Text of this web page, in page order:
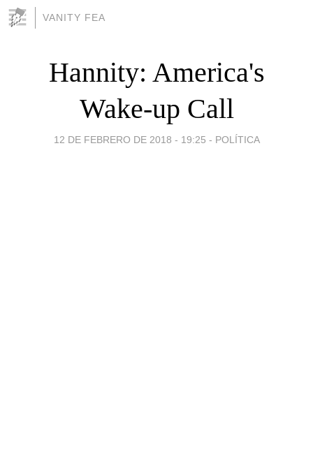
VANITY FEA
Hannity: America's
Wake-up Call
12 DE FEBRERO DE 2018 - 19:25 - POLÍTICA